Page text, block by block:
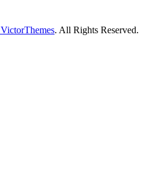
VictorThemes. All Rights Reserved.